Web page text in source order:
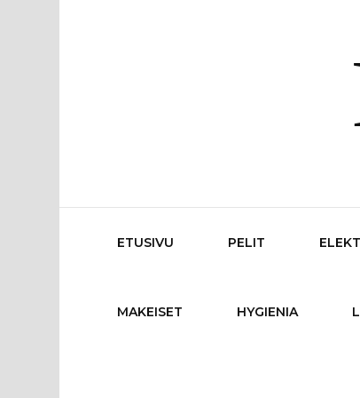
ETUSIVU PELIT
MAKEISET HYGIENIA